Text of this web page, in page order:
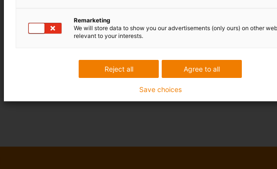
Remarketing
We will store data to show you our advertisements (only ours) on other
relevant to your interests.
Agree to all
Reject all
Save choices